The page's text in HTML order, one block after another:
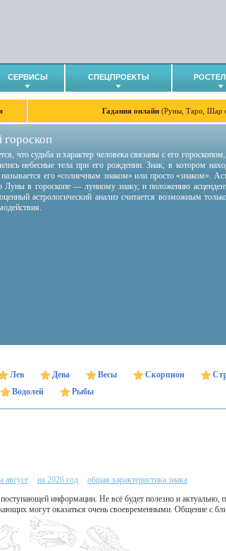
СЕРВИСЫ СПЕЦПРОЕКТЫ
Гадания онлайн (Руны, Таро, Шар
гороскоп
что судьба и характер человека связаны с его
небесные тела при его рождении. Знак, в котором
его «солнечным знаком» или просто «знаком».
Луны в гороскопе — лунному знаку, и положению
астрологический анализ считается возможным
Лев Дева Весы Скорпион
Водолей
Рыбы
август на 2026 год
общая характеристика знака
информации. Не всё будет полезно и актуально,
могут оказаться очень своевременными. Общение с